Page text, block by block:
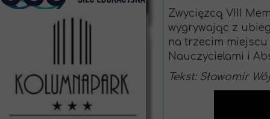
Zwycięzcą VIII
wygrywając z
na trzecim miejscu
Nauczycielami i
Tekst: Sławomir